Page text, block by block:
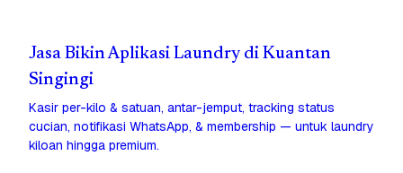
Jasa Bikin Aplikasi Laundry di Kuantan
Singingi
Kasir per-kilo & satuan, antar-jemput, tracking status
cucian, notifikasi WhatsApp, & membership — untuk laundry
kiloan hingga premium.